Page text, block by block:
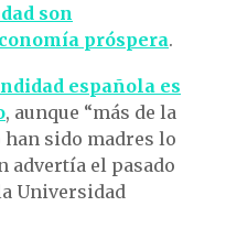
son
próspera.
española es
, aunque “más de la
han sido madres lo
advertía el pasado
Universidad